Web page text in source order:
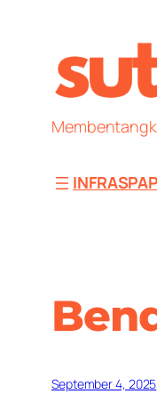
content
INFRAS
September 4, 2025